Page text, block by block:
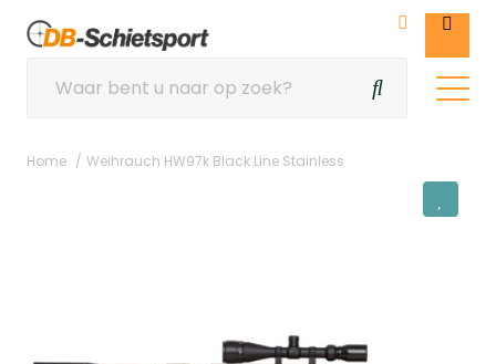
Home Weihrauch HW97k Black Line Stainless